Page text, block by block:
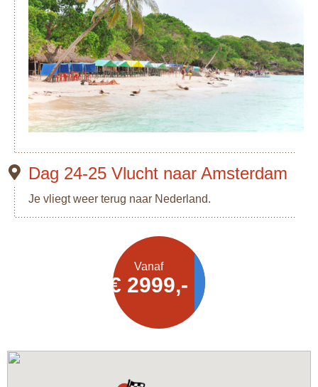
Dag 24-25 Vlucht naar Amsterdam
Je vliegt weer terug naar Nederland.
Offerte
aanvragen